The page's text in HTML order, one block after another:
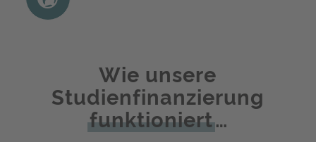
Wie unsere
Studienfinanzierung
funktioniert…